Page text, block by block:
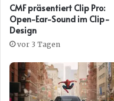
CMF präsentiert Clip Pro:
Open-Ear-Sound im Clip-
Design
vor 3 Tagen